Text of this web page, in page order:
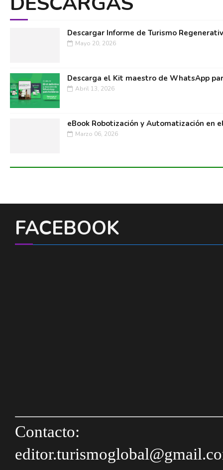
Descargar Informe de Turismo
Mayo 20, 2026
Descarga el Kit maestro de WhatsApp
Abril 13, 2026
eBook Robotización y Automatización en
Marzo 06, 2026
FACEBOOK
Contacto: